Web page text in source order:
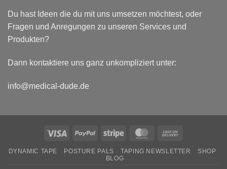
Du hast Ideen die du mit uns umsetzen möchtest, oder
Fragen und Anregungen zu unseren Services und
Produkten?
Dann kontaktiere uns ganz unkompliziert unter:
info@medical-dude.de
Visa PayPal Stripe MasterCard
Delivery
DYNAMIC TAPE POSTURE PALS TAPING NEWSLETTER
SHOP
BLOG